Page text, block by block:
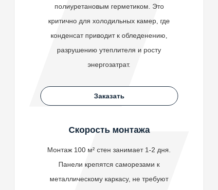
полиуретановым герметиком. Это
критично для холодильных камер, где
конденсат приводит к обледенению,
разрушению утеплителя и росту
энергозатрат.
Заказать
Скорость монтажа
Монтаж 100 м² стен занимает 1-2 дня.
Панели крепятся саморезами к
металлическому каркасу, не требуют